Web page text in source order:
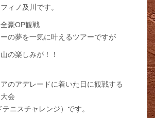
ィノ及川です。
豪OP観戦
の夢を一気に叶えるツアーですが
の楽しみが！！
のアデレードに着いた日に観戦する
会
ニスチャレンジ）です。